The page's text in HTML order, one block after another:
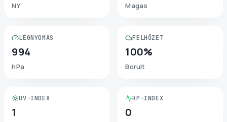
NY Magas
LÉGNYOMÁS
994
hPa
FELHŐZET
100%
Borult
UV-INDEX
1
KP-INDEX
0